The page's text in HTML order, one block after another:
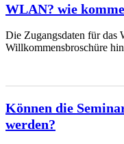
WLAN? wie
Die Zugangsdaten für
Willkommensbroschüre
Können die
werden?